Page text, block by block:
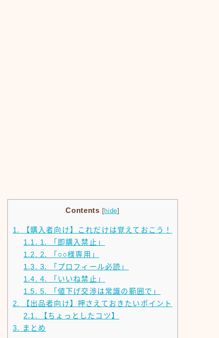
Contents [hide]
1.
【購入者向け】これだけは覚えておこう！
1.1. 1. 「即購入禁止」
1.2. 2. 「○○様専用」
1.3. 3. 「プロフィール必読」
1.4. 4. 「いいね禁止」
1.5. 5. 「値下げ交渉は常識の範囲で」
2.
【出品者向け】押さえておきたいポイント
2.1.
【ちょっとしたコツ】
3.
まとめ